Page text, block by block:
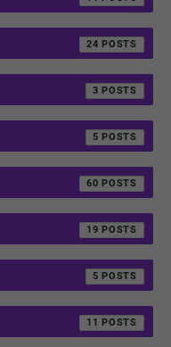
24
3
5
60
19
5
11